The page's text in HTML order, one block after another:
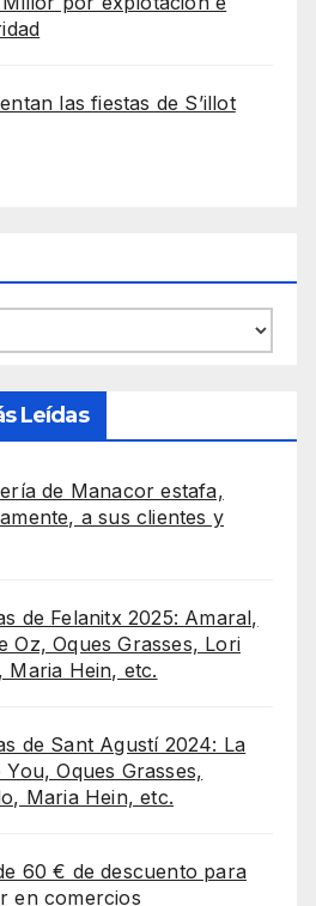
las fiestas de S’illot
Leídas
de Manacor estafa,
a sus clientes y
de Felanitx 2025: Amaral,
Oz, Oques Grasses, Lori
Maria Hein, etc.
de Sant Agustí 2024: La
You, Oques Grasses,
Maria Hein, etc.
60 € de descuento para
en comercios